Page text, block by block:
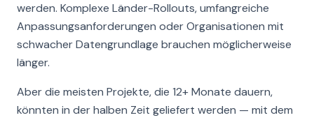
werden. Komplexe Länder-Rollouts, umfangreiche
Anpassungsanforderungen oder Organisationen mit
schwacher Datengrundlage brauchen möglicherweise
länger.
Aber die meisten Projekte, die 12+ Monate dauern,
könnten in der halben Zeit geliefert werden — mit dem